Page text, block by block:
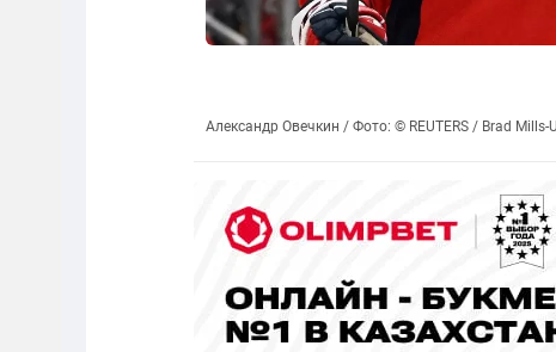
Александр Овечкин / Фото: © REUTERS / Brad Mills-